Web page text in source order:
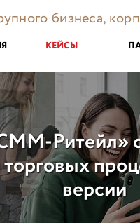
бизнеса,
КЕЙСЫ
Ритейл»
версии